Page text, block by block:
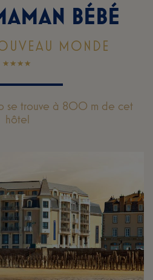
BÉBÉ
MONDE
se trouve à 800 m de cet
hôtel